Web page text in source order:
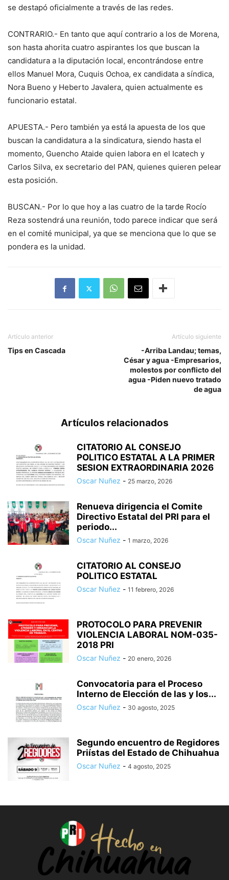
se destapó oficialmente a través de las redes.
CONTRARIO.- En tanto que aquí contrario a los de Morena,
son hasta ahorita cuatro aspirantes los que buscan la
candidatura a la diputación local, encontrándose entre
ellos Manuel Mora, Cuquis Ochoa, ex candidata a síndica,
Nora Bueno y Heberto Javalera, quien actualmente es
funcionario estatal.
APUESTA.- Pero también ya está la apuesta de los que
buscan la candidatura a la sindicatura, siendo hasta el
momento, Guencho Ataide quien labora en el Icatech y
Carlos Silva, ex secretario del PAN, quienes quieren pelear
esta posición.
BUSCAN.- Por lo que hoy a las cuatro de la tarde Rocío
Reza sostendrá una reunión, todo parece indicar que será
en el comité municipal, ya que se menciona que lo que se
pondera es la unidad.
Artículo anterior
Tips en Cascada
Artículo siguiente
-Arriba Landau; temas,
César y agua -Empresarios,
molestos por conflicto del
agua -Piden nuevo tratado
de agua
Artículos relacionados
CITATORIO AL CONSEJO
POLITICO ESTATAL A LA PRIMER
SESION EXTRAORDINARIA 2026
Oscar Nuñez - 25 marzo, 2026
Renueva dirigencia el Comite
Directivo Estatal del PRI para el
periodo...
Oscar Nuñez - 1 marzo, 2026
CITATORIO AL CONSEJO
POLITICO ESTATAL
Oscar Nuñez - 11 febrero, 2026
PROTOCOLO PARA PREVENIR
VIOLENCIA LABORAL NOM-035-
2018 PRI
Oscar Nuñez - 20 enero, 2026
Convocatoria para el Proceso
Interno de Elección de las y los...
Oscar Nuñez - 30 agosto, 2025
Segundo encuentro de Regidores
Priístas del Estado de Chihuahua
Oscar Nuñez - 4 agosto, 2025